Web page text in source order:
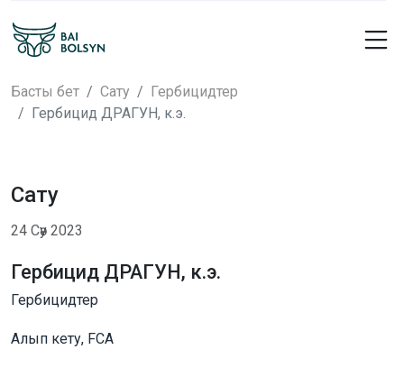
Басты бет Сату
Гербицидтер
Гербицид ДРАГУН, к.э.
Сату
24 Сәу 2023
Гербицид ДРАГУН, к.э.
Гербицидтер
Алып кету, FCA